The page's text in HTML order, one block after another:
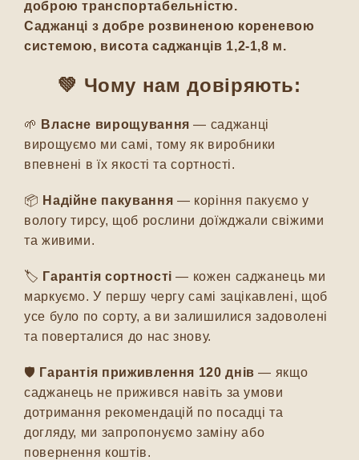
доброю транспортабельністю.
Саджанці з добре розвиненою кореневою
системою, висота саджанців 1,2-1,8 м.
💚 Чому нам довіряють:
🌱 Власне вирощування — саджанці
вирощуємо ми самі, тому як виробники
впевнені в їх якості та сортності.
📦 Надійне пакування — коріння пакуємо у
вологу тирсу, щоб рослини доїжджали свіжими
та живими.
🏷️ Гарантія сортності — кожен саджанець ми
маркуємо. У першу чергу самі зацікавлені, щоб
усе було по сорту, а ви залишилися задоволені
та поверталися до нас знову.
🛡️ Гарантія приживлення 120 днів — якщо
саджанець не прижився навіть за умови
дотримання рекомендацій по посадці та
догляду, ми запропонуємо заміну або
повернення коштів.